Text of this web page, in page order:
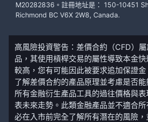
M20282836。註冊地址是： 150-10451
Richmond BC V6X 2W8, Canada.
高風險投資警告：差價合約（CFD）
品，其使用槓桿交易的屬性導致本金
較高，您有可能因此被要求追加保證
了解差價合約的產品原理並考慮是否能
所有金融衍生產品工具的過往價格與
表未來走勢。此類金融產品並不適合
必在入市前完全了解所有潛在的風險